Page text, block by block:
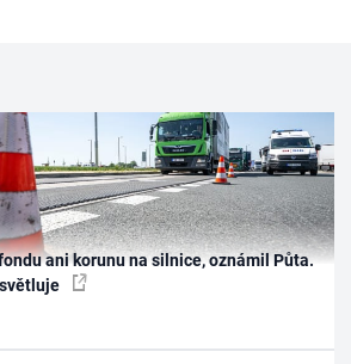
ani korunu na silnice, oznámil Půta.